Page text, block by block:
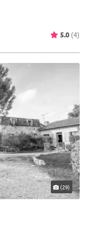
5.0 (4)
(29)